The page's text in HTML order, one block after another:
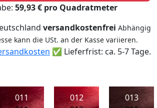
59,93 € pro Quadratmeter
versandkostenfrei Abhängig
kann die USt. an der Kasse variieren.
✅ Lieferfrist: ca. 5-7 Tage.
011
012
013